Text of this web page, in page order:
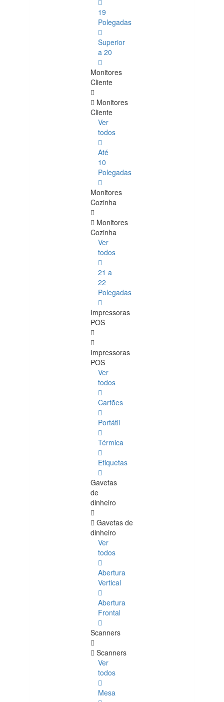
19
Polegadas
Superior
a 20
Monitores
Cliente
Monitores
Cliente
Ver
todos
Até
10
Polegadas
Monitores
Cozinha
Monitores
Cozinha
Ver
todos
21 a
22
Polegadas
Impressoras
POS
Impressoras
POS
Ver
todos
Cartões
Portátil
Térmica
Etiquetas
Gavetas
de
dinheiro
Gavetas de
dinheiro
Ver
todos
Abertura
Vertical
Abertura
Frontal
Scanners
Scanners
Ver
todos
Mesa